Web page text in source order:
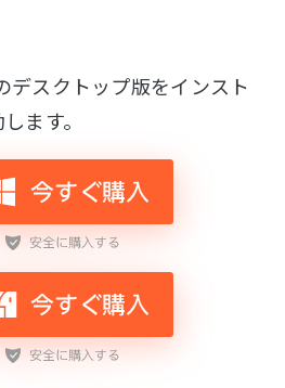
スクトップ版をインスト
ます。